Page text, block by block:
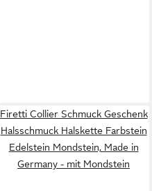
Firetti Collier Schmuck Geschenk
Halsschmuck Halskette Farbstein
Edelstein Mondstein, Made in
Germany - mit Mondstein